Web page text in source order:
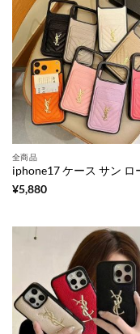
全商品
¥5,880